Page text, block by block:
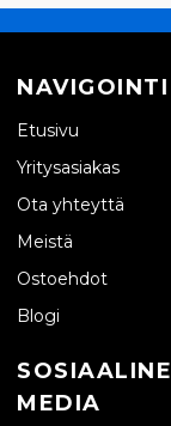
Vio
NAVIGOINTI
Etusivu
Yritysasiakas
Ota yhteyttä
Meistä
Ostoehdot
Blogi
MEDIA